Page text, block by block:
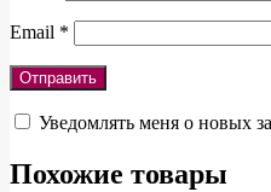
Email *
Уведомлять меня о новых
Похожие товары